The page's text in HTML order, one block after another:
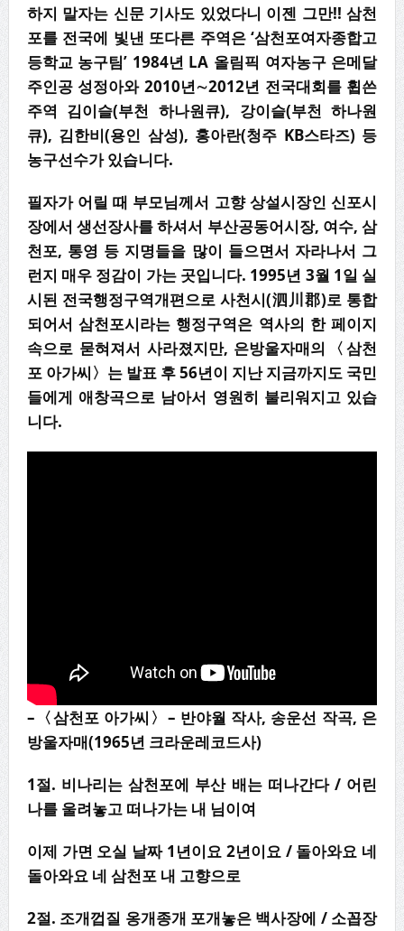
하지 말자는 신문 기사도 있었다니 이젠 그만!! 삼천
포를 전국에 빛낸 또다른 주역은 ‘삼천포여자종합고
등학교 농구팀’ 1984년 LA 올림픽 여자농구 은메달
주인공 성정아와 2010년∼2012년 전국대회를 휩쓴
주역 김이슬(부천 하나원큐), 강이슬(부천 하나원
큐), 김한비(용인 삼성), 홍아란(청주 KB스타즈) 등
농구선수가 있습니다.
필자가 어릴 때 부모님께서 고향 상설시장인 신포시
장에서 생선장사를 하셔서 부산공동어시장, 여수, 삼
천포, 통영 등 지명들을 많이 들으면서 자라나서 그
런지 매우 정감이 가는 곳입니다. 1995년 3월 1일 실
시된 전국행정구역개편으로 사천시(泗川郡)로 통합
되어서 삼천포시라는 행정구역은 역사의 한 페이지
속으로 묻혀져서 사라졌지만, 은방울자매의〈삼천
포 아가씨〉는 발표 후 56년이 지난 지금까지도 국민
들에게 애창곡으로 남아서 영원히 불리워지고 있습
니다.
– 〈삼천포 아가씨 〉 – 반야월 작사, 송운선 작곡, 은
방울자매(1965년 크라운레코드사)
1절. 비나리는 삼천포에 부산 배는 떠나간다 / 어린
나를 울려놓고 떠나가는 내 님이여
이제 가면 오실 날짜 1 년이요 2년이요 / 돌아와요 네
돌아와요 네 삼천포 내 고향으로
2절. 조개껍질 옹개종개 포개놓은 백사장에 / 소꼽장